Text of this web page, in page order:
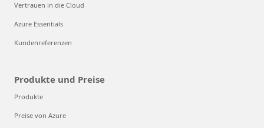
Vertrauen in die Cloud
Azure Essentials
Kundenreferenzen
Produkte und Preise
Produkte
Preise von Azure